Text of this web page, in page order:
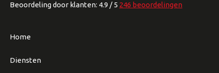
Beoordelingdoor klanten: 4.9 / 5 246 beoordelingen
Home
Diensten